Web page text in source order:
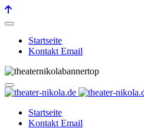
Startseite
Kontakt Email
Startseite
Kontakt Email